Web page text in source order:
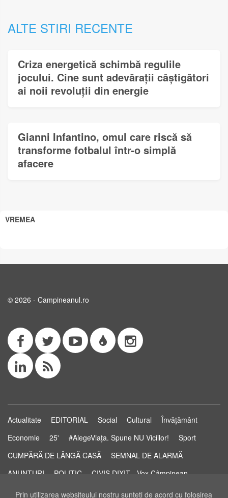
Prin utilizarea websiteului nostru sunteţi de acord cu folosirea
ALTE STIRI RECENTE
Criza energetică schimbă regulile
jocului. Cine sunt adevărații câștigători
ai noii revoluții din energie
Gianni Infantino, omul care riscă să
transforme fotbalul într-o simplă
afacere
VREMEA
© 2026 - Campineanul.ro
Actualitate EDITORIAL Social Cultural
Învățământ
Economie
25' #AlegeViața. Spune NU Viciilor!
Sport
CUMPĂRĂ DE LÂNGĂ CASĂ
SEMNAL DE ALARMĂ
ANUNȚURI
POLITIC
CIVIS DIXIT - Vox Câmpinean
Știri...să știi!
Pastila de Sănătate STUDIO ELECTORAL